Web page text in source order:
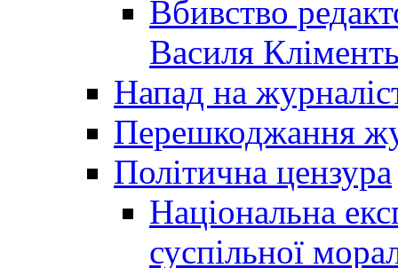
Вбивство
Василя
Напад на
Перешкоджання
Політична цензура
Національна
суспільної